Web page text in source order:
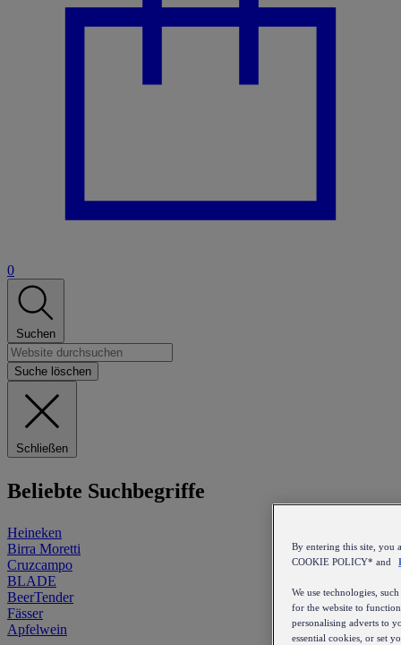
0
Suchen
Suche löschen
Schließen
Beliebte Suchbegriffe
Heineken
Birra Moretti
Cruzcampo
BLADE
BeerTender
Fässer
Apfelwein
By entering this site, you
COOKIE POLICY* and
We use technologies,
for the website to
personalising adverts to
essential cookies, or set